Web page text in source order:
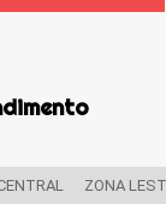
ZONA